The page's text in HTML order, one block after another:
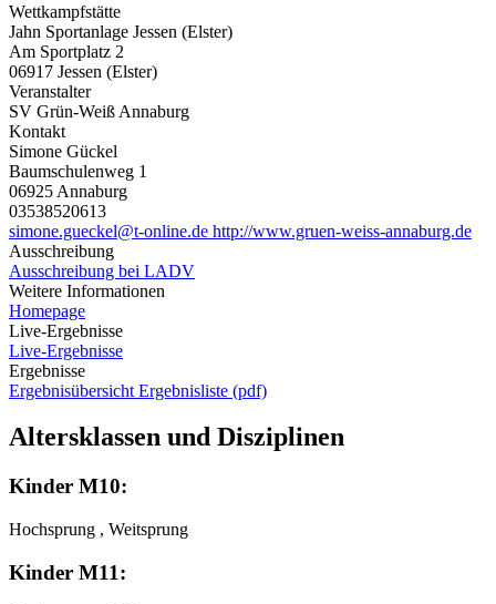
Wettkampfstätte
Jahn Sportanlage Jessen (Elster)
Am Sportplatz 2
06917 Jessen (Elster)
Veranstalter
SV Grün-Weiß Annaburg
Kontakt
Simone Gückel
Baumschulenweg 1
06925 Annaburg
03538520613
simone.gueckel@t-online.de http://www.gruen-weiss-annaburg.de
Ausschreibung
Ausschreibung bei LADV
Weitere Informationen
Homepage
Live-Ergebnisse
Live-Ergebnisse
Ergebnisse
Ergebnisübersicht Ergebnisliste (pdf)
Altersklassen und Disziplinen
Kinder M10:
Hochsprung , Weitsprung
Kinder M11: